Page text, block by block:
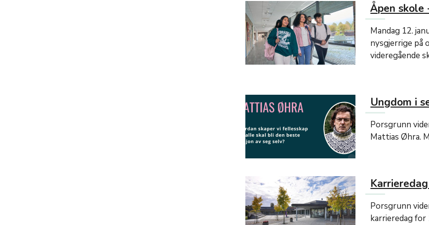
Åpen skole
Mandag 12.
nysgjerrige på
videregående
Ungdom i
Porsgrunn
Mattias Øhra.
Porsgrunn
karrieredag for